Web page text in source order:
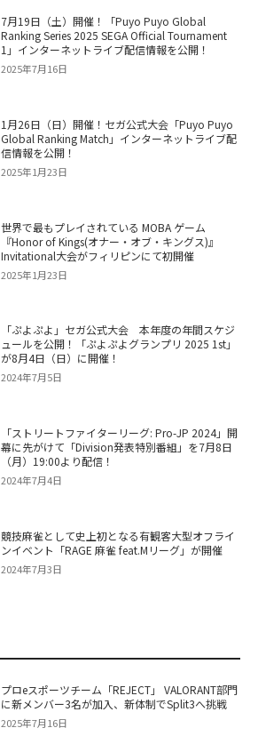
7月19日（土）開催！「Puyo Puyo Global
Ranking Series 2025 SEGA Official Tournament
1」インターネットライブ配信情報を公開！
2025年7月16日
1月26日（日）開催！セガ公式大会「Puyo Puyo
Global Ranking Match」インターネットライブ配
信情報を公開！
2025年1月23日
世界で最もプレイされている MOBA ゲーム
『Honor of Kings(オナー・オブ・キングス)』
Invitational大会がフィリピンにて初開催
2025年1月23日
「ぷよぷよ」セガ公式大会 本年度の年間スケジ
ュールを公開！「ぷよぷよグランプリ 2025 1st」
が8月4日（日）に開催！
2024年7月5日
「ストリートファイターリーグ: Pro-JP 2024」開
幕に先がけて「Division発表特別番組」を7月8日
（月）19:00より配信！
2024年7月4日
競技麻雀として史上初となる有観客大型オフライ
ンイベント「RAGE 麻雀 feat.Mリーグ」が開催
2024年7月3日
プロeスポーツチーム「REJECT」 VALORANT部門
に新メンバー3名が加入、新体制でSplit3へ挑戦
2025年7月16日